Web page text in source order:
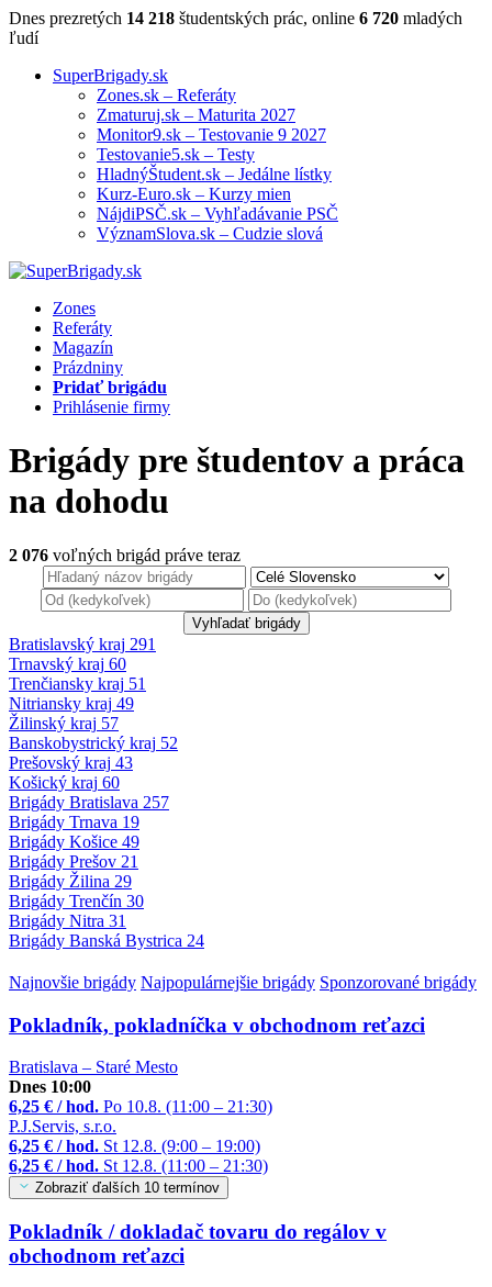
Dnes prezretých 14 218 študentských prác, online 6 720 mladých
ľudí
SuperBrigady.sk
Zones.sk – Referáty
Zmaturuj.sk – Maturita 2027
Monitor9.sk – Testovanie 9 2027
Testovanie5.sk – Testy
HladnýŠtudent.sk – Jedálne lístky
Kurz-Euro.sk – Kurzy mien
NájdiPSČ.sk – Vyhľadávanie PSČ
VýznamSlova.sk – Cudzie slová
Zones
Referáty
Magazín
Prázdniny
Pridať brigádu
Prihlásenie firmy
Brigády pre študentov a práca
na dohodu
2 076 voľných brigád práve teraz
Bratislavský kraj 291
Trnavský kraj 60
Trenčiansky kraj 51
Nitriansky kraj 49
Žilinský kraj 57
Banskobystrický kraj 52
Prešovský kraj 43
Košický kraj 60
Brigády Bratislava 257
Brigády Trnava 19
Brigády Košice 49
Brigády Prešov 21
Brigády Žilina 29
Brigády Trenčín 30
Brigády Nitra 31
Brigády Banská Bystrica 24
Najnovšie brigády Najpopulárnejšie brigády Sponzorované brigády
Pokladník, pokladníčka v obchodnom reťazci
Bratislava – Staré Mesto
Dnes 10:00
6,25 € / hod. Po 10.8. (11:00 – 21:30)
P.J.Servis, s.r.o.
6,25 € / hod. St 12.8. (9:00 – 19:00)
6,25 € / hod. St 12.8. (11:00 – 21:30)
Zobraziť ďalších 10 termínov
Pokladník / dokladač tovaru do regálov v
obchodnom reťazci